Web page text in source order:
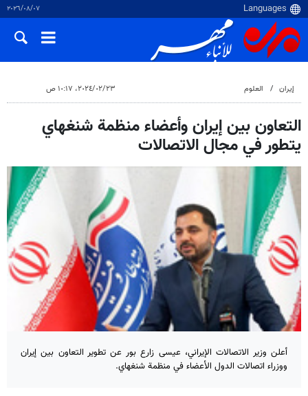
٠٧‏/٠٨‏/٢٠٢٦
إيران العلوم ٢٣‏/٠٢‏/٢٠٢٤، ١٠:١٧ ص
التعاون بين إيران وأعضاء منظمة شنغهاي
يتطور في مجال الاتصالات
أعلن وزير الاتصالات الإيراني، عيسى زارع بور عن تطوير التعاون بين إيران
ووزراء اتصالات الدول الأعضاء في منظمة شنغهاي.